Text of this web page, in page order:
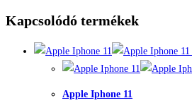
Kapcsolódó termékek
Apple Iphone 11